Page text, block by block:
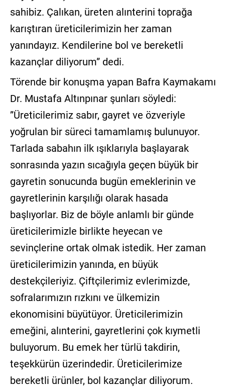
sahibiz. Çalıkan, üreten alınterini toprağa
karıştıran üreticilerimizin her zaman
yanındayız. Kendilerine bol ve bereketli
kazançlar diliyorum” dedi.
Törende bir konuşma yapan Bafra Kaymakamı
Dr. Mustafa Altınpınar şunları söyledi:
”Üreticilerimiz sabır, gayret ve özveriyle
yoğrulan bir süreci tamamlamış bulunuyor.
Tarlada sabahın ilk ışıklarıyla başlayarak
sonrasında yazın sıcağıyla geçen büyük bir
gayretin sonucunda bugün emeklerinin ve
gayretlerinin karşılığı olarak hasada
başlıyorlar. Biz de böyle anlamlı bir günde
üreticilerimizle birlikte heyecan ve
sevinçlerine ortak olmak istedik. Her zaman
üreticilerimizin yanında, en büyük
destekçileriyiz. Çiftçilerimiz evlerimizde,
sofralarımızın rızkını ve ülkemizin
ekonomisini büyütüyor. Üreticilerimizin
emeğini, alınterini, gayretlerini çok kıymetli
buluyorum. Bu emek her türlü takdirin,
teşekkürün üzerindedir. Üreticilerimize
bereketli ürünler, bol kazançlar diliyorum.